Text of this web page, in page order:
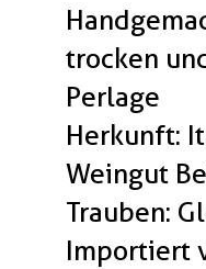
trocken
Perlage
Herkunft:
Weingut
Trauben:
Importiert